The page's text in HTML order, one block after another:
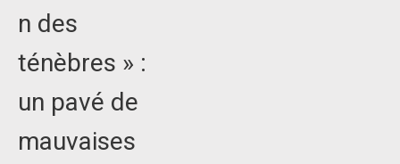
n des
ténèbres » :
un pavé de
mauvaises